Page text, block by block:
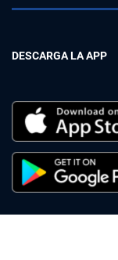
DESCARGA LA APP